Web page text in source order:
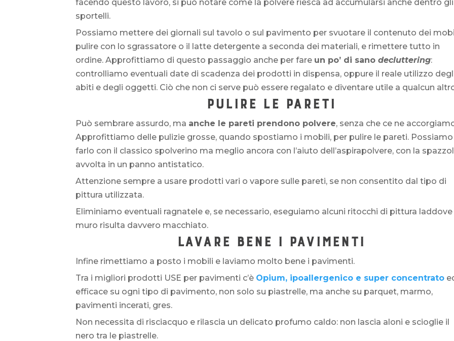
facendo questo lavoro, si può notare come la polvere riesca ad accumularsi anche dentro gli
sportelli.
Possiamo mettere dei giornali sul tavolo o sul pavimento per svuotare il contenuto dei
pulire con lo sgrassatore o il latte detergente a seconda dei materiali, e rimettere tutto in
ordine. Approfittiamo di questo passaggio anche per fare un po’ di sanodecluttering:
controlliamo eventuali date di scadenza dei prodotti in dispensa, oppure il reale utilizzo
abiti e degli oggetti. Ciò che non ci serve può essere regalato e diventare utile a qualcun
PULIRE LE PARETI
Può sembrare assurdo, ma anche le pareti prendono polvere, senza che ce ne
Approfittiamo delle pulizie grosse, quando spostiamo i mobili, per pulire le pareti. Possiamo
farlo con il classico spolverino ma meglio ancora con l’aiuto dell’aspirapolvere, con la
avvolta in un panno antistatico.
Attenzione sempre a usare prodotti vari o vapore sulle pareti, se non consentito dal tipo di
pittura utilizzata.
Eliminiamo eventuali ragnatele e, se necessario, eseguiamo alcuni ritocchi di pittura laddove
muro risulta davvero macchiato.
LAVARE BENE I PAVIMENTI
Infine rimettiamo a posto i mobili e laviamo molto bene i pavimenti.
Tra i migliori prodotti USE per pavimenti c’è Opium, ipoallergenico e super concentrato
efficace su ogni tipo di pavimento, non solo su piastrelle, ma anche su parquet, marmo,
pavimenti incerati, gres.
Non necessita di risciacquo e rilascia un delicato profumo caldo: non lascia aloni e scioglie il
nero tra le piastrelle.